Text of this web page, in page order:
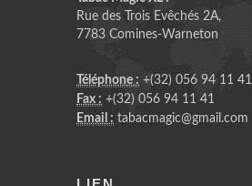
Rue des Trois Evêchés 2A,
7783 Comines-Warneton
Téléphone : +(32) 056 94 11 41
Fax : +(32) 056 94 11 41
Email : tabacmagic@gmail.com